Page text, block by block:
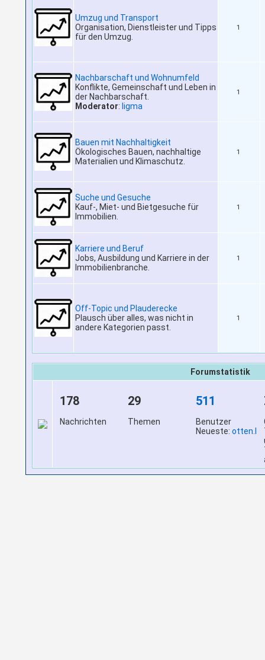
Umzug und Transport
Organisation, Dienstleister und Tipps
für den Umzug.
1
Nachbarschaft und Wohnumfeld
Konflikte, Gemeinschaft und Leben in
der Nachbarschaft.
Moderator: ligma
1
Bauen mit Nachhaltigkeit
Ökologisches Bauen, nachhaltige
Materialien und Klimaschutz.
1
Suche und Gesuche
Kauf-, Miet- und Bietgesuche für
Immobilien.
1
Karriere und Beruf
Jobs, Ausbildung und Karriere in der
Immobilienbranche.
1
Off-Topic und Plauderecke
Plausch über alles, was nicht in
andere Kategorien passt.
1
Forumstatistik
178
Nachrichten
29
Themen
511
Benutzer
Neueste: otten.l